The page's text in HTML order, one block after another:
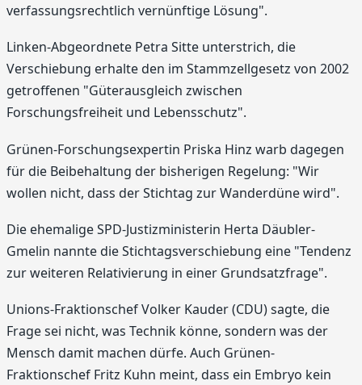
verfassungsrechtlich vernünftige Lösung".
Linken-Abgeordnete Petra Sitte unterstrich, die
Verschiebung erhalte den im Stammzellgesetz von 2002
getroffenen "Güterausgleich zwischen
Forschungsfreiheit und Lebensschutz".
Grünen-Forschungsexpertin Priska Hinz warb dagegen
für die Beibehaltung der bisherigen Regelung: "Wir
wollen nicht, dass der Stichtag zur Wanderdüne wird".
Die ehemalige SPD-Justizministerin Herta Däubler-
Gmelin nannte die Stichtagsverschiebung eine "Tendenz
zur weiteren Relativierung in einer Grundsatzfrage".
Unions-Fraktionschef Volker Kauder (CDU) sagte, die
Frage sei nicht, was Technik könne, sondern was der
Mensch damit machen dürfe. Auch Grünen-
Fraktionschef Fritz Kuhn meint, dass ein Embryo kein